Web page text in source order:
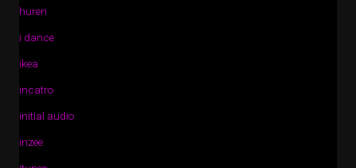
huren
i dance
ikea
incatro
initial audio
inzee